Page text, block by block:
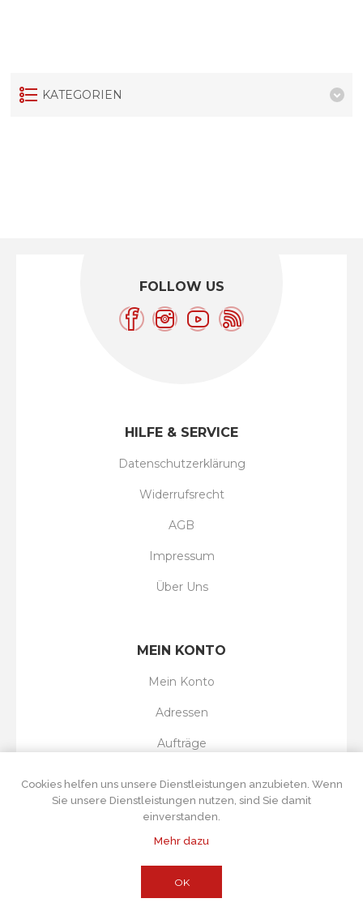
KATEGORIEN
FOLLOW US
HILFE & SERVICE
Datenschutzerklärung
Widerrufsrecht
AGB
Impressum
Über Uns
MEIN KONTO
Mein Konto
Adressen
Aufträge
Alle Preise wurden inklusive Steuer angegeben. Exklusive
Cookies helfen uns unsere Dienstleistungen anzubieten. Wenn
Sie unsere Dienstleistungen nutzen, sind Sie damit
einverstanden.
Mehr dazu
OK